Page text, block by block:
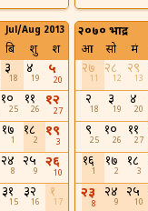
Jul/Aug 2013
बि शु श
३
18
४
19
५
20
१०
25
११
26
१२
27
१७
1
१८
2
१९
3
२४
8
२५
9
२६
10
३१
15
३२
16
१
17
२०७० भाद्र
आ सो मं
२७
11
२८
12
२९
13
२
18
३
19
४
20
९
25
१०
26
११
27
१६
1
१७
2
१८
3
२३
8
२४
9
२५
10